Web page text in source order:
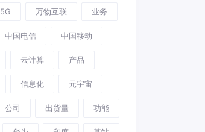
5G 万物互联 业务
中国电信 中国移动
云计算 产品
信息化 元宇宙
公司 出货量 功能